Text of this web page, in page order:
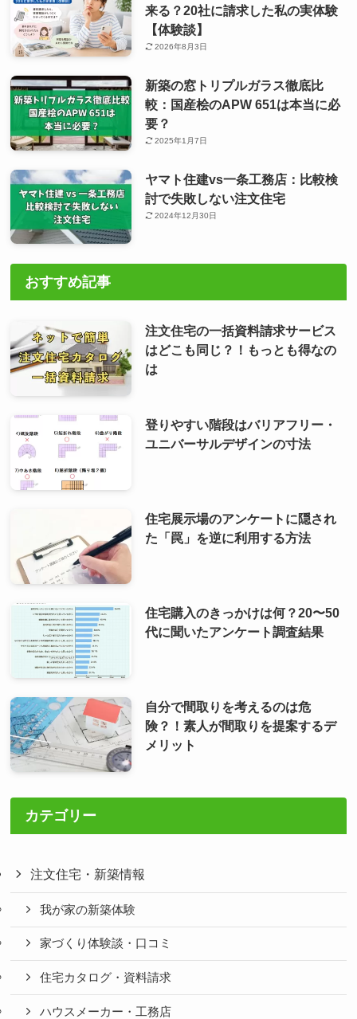
来る？20社に請求した私の実体験
【体験談】
2026年8月3日
新築の窓トリプルガラス徹底比
較：国産桧のAPW 651は本当に必
要？
2025年1月7日
ヤマト住建vs一条工務店：比較検
討で失敗しない注文住宅
2024年12月30日
おすすめ記事
注文住宅の一括資料請求サービス
はどこも同じ？！もっとも得なの
は
登りやすい階段はバリアフリー・
ユニバーサルデザインの寸法
住宅展示場のアンケートに隠され
た「罠」を逆に利用する方法
住宅購入のきっかけは何？20〜50
代に聞いたアンケート調査結果
自分で間取りを考えるのは危
険？！素人が間取りを提案するデ
メリット
カテゴリー
注文住宅・新築情報
我が家の新築体験
家づくり体験談・口コミ
住宅カタログ・資料請求
ハウスメーカー・工務店